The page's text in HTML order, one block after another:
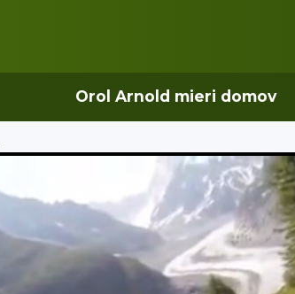
Orol Arnold mieri domov